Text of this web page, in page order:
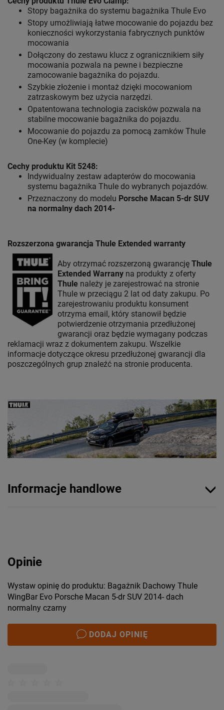
Stopy bagażnika do systemu bagażnika Thule Evo
Stopy umożliwiają łatwe mocowanie do pojazdu bez
konieczności wykorzystania fabrycznych punktów
mocowania
Dołączony do zestawu klucz z ogranicznikiem siły
mocowania pozwala na pewne i bezpieczne
zamocowanie bagażnika do pojazdu.
Szybkie złożenie i montaż dzięki mocowaniom
zatrzaskowym bez użycia narzędzi.
Opatentowana technologia zacisków pozwala na
stabilne mocowanie bagażnika do pojazdu.
Mocowanie do pojazdu za pomocą zamków Thule
One-Key (w komplecie)
Cechy produktu Kit 5248:
Indywidualny zestaw adapterów do mocowania
systemu bagażnika Thule do wybranych pojazdów.
Przeznaczony do modelu Porsche Macan 5-dr SUV
na normalny dach 2014-
Rozszerzona gwarancja Thule Extended warranty
Aby otrzymać rozszerzoną gwarancję Thule
Extended Warrany na produkty z oferty
Thule należy je zarejestrować na stronie
Thule w przeciągu 2 lat od daty zakupu. Po
zarejestrowaniu produktu konsument
otrzyma email, który stanowił będzie
potwierdzenie otrzymania przedłużonej
gwarancji oraz będzie wymagany podczas
reklamacji wraz z dokumentem zakupu. Wszelkie
informacje dotyczące okresu przedłużonej gwarancji dla
poszczególnych grup znaleźć na stronie producenta.
Informacje handlowe
Opinie
Wystaw opinię do produktu: Bagażnik Dachowy Thule
WingBar Evo Porsche Macan 5-dr SUV 2014- dach
normalny czarny
DODAJ OPINIĘ